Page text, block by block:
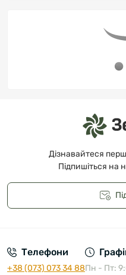
Дізнавайтеся
Підпишіться на
Телефони
+38 (073) 073 34 88Пн - Пт: